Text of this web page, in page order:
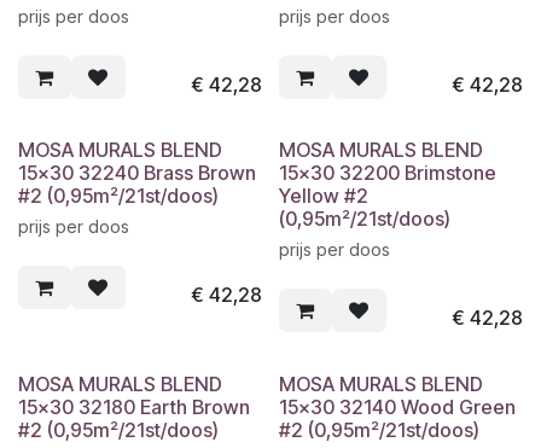
prijs per doos
€ 42,28
prijs per doos
€ 42,28
MOSA MURALS BLEND
15x30 32240 Brass Brown
#2 (0,95m²/21st/doos)
prijs per doos
€ 42,28
MOSA MURALS BLEND
15x30 32200 Brimstone
Yellow #2
(0,95m²/21st/doos)
prijs per doos
€ 42,28
MOSA MURALS BLEND
15x30 32180 Earth Brown
#2 (0,95m²/21st/doos)
MOSA MURALS BLEND
15x30 32140 Wood Green
#2 (0,95m²/21st/doos)